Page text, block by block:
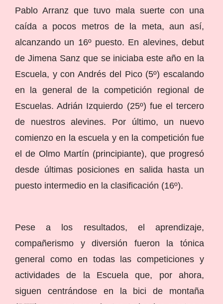
Pablo Arranz que tuvo mala suerte con una
caída a pocos metros de la meta, aun así,
alcanzando un 16º puesto. En alevines, debut
de Jimena Sanz que se iniciaba este año en la
Escuela, y con Andrés del Pico (5º) escalando
en la general de la competición regional de
Escuelas. Adrián Izquierdo (25º) fue el tercero
de nuestros alevines. Por último, un nuevo
comienzo en la escuela y en la competición fue
el de Olmo Martín (principiante), que progresó
desde últimas posiciones en salida hasta un
puesto intermedio en la clasificación (16º).
Pese a los resultados, el aprendizaje,
compañerismo y diversión fueron la tónica
general como en todas las competiciones y
actividades de la Escuela que, por ahora,
siguen centrándose en la bici de montaña